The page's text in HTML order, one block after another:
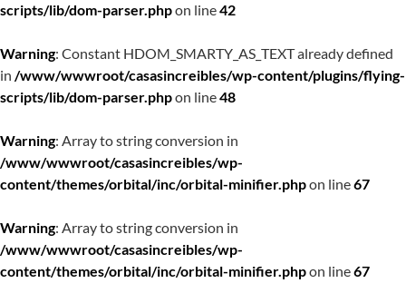
scripts/lib/dom-parser.phpon line42
Warning: Constant HDOM_SMARTY_AS_TEXT already defined
in /www/wwwroot/casasincreibles/wp-content/plugins/flying-
scripts/lib/dom-parser.phpon line48
Warning: Array to string conversion in
/www/wwwroot/casasincreibles/wp-
content/themes/orbital/inc/orbital-minifier.phpon line67
Warning: Array to string conversion in
/www/wwwroot/casasincreibles/wp-
content/themes/orbital/inc/orbital-minifier.phpon line67